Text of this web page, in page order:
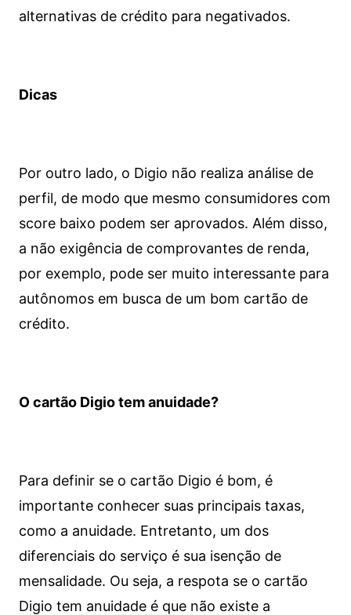
alternativas de crédito para negativados.
Dicas
Por outro lado, o Digio não realiza análise de
perfil, de modo que mesmo consumidores com
score baixo podem ser aprovados. Além disso,
a não exigência de comprovantes de renda,
por exemplo, pode ser muito interessante para
autônomos em busca de um bom cartão de
crédito.
O cartão Digio tem anuidade?
Para definir se o cartão Digio é bom, é
importante conhecer suas principais taxas,
como a anuidade. Entretanto, um dos
diferenciais do serviço é sua isenção de
mensalidade. Ou seja, a respota se o cartão
Digio tem anuidade é que não existe a